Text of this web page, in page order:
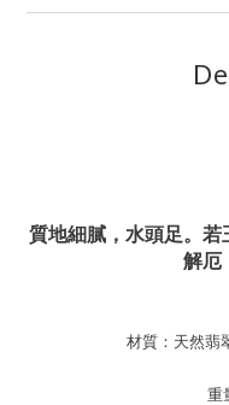
質地細膩，水頭足。
解厄
材質：天然翡
重